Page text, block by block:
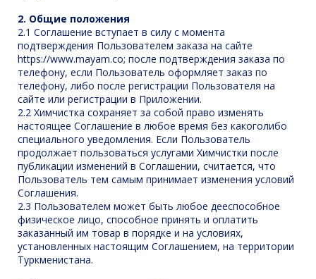
2. Общие положения
2.1 Соглашение вступает в силу с момента
подтверждения Пользователем заказа на сайте
https://www.mayam.co; после подтверждения заказа по
телефону, если Пользователь оформляет заказ по
телефону, либо после регистрации Пользователя на
сайте или регистрации в Приложении.
2.2 Химчистка сохраняет за собой право изменять
настоящее Соглашение в любое время без какоголибо
специального уведомления. Если Пользователь
продолжает пользоваться услугами Химчистки после
публикации изменений в Соглашении, считается, что
Пользователь тем самым принимает изменения условий
Соглашения.
2.3 Пользователем может быть любое дееспособное
физическое лицо, способное принять и оплатить
заказанный им товар в порядке и на условиях,
установленных настоящим Соглашением, на территории
Туркменистана.